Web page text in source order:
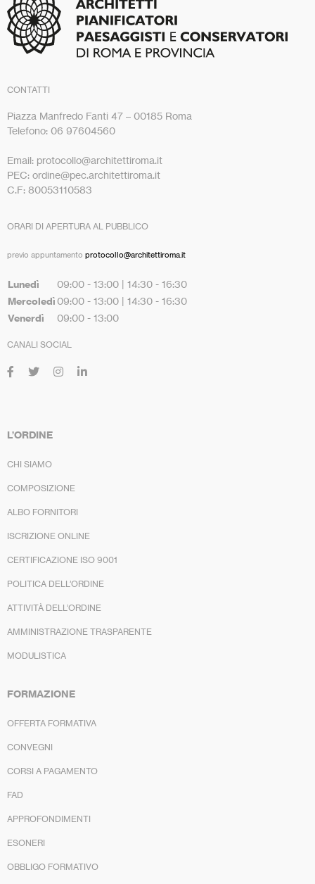
CONTATTI
Piazza Manfredo Fanti 47 – 00185 Roma
Telefono: 06 97604560
Email: protocollo@architettiroma.it
PEC: ordine@pec.architettiroma.it
C.F: 80053110583
ORARI DI APERTURA AL PUBBLICO
previo appuntamento protocollo@architettiroma.it
Lunedì 09:00 - 13:00 | 14:30 - 16:30
Mercoledì 09:00 - 13:00 | 14:30 - 16:30
Venerdì 09:00 - 13:00
CANALI SOCIAL
L’ORDINE
CHI SIAMO
COMPOSIZIONE
ALBO FORNITORI
ISCRIZIONE ONLINE
CERTIFICAZIONE ISO 9001
POLITICA DELL’ORDINE
ATTIVITÀ DELL’ORDINE
AMMINISTRAZIONE TRASPARENTE
MODULISTICA
FORMAZIONE
OFFERTA FORMATIVA
CONVEGNI
CORSI A PAGAMENTO
FAD
APPROFONDIMENTI
ESONERI
OBBLIGO FORMATIVO